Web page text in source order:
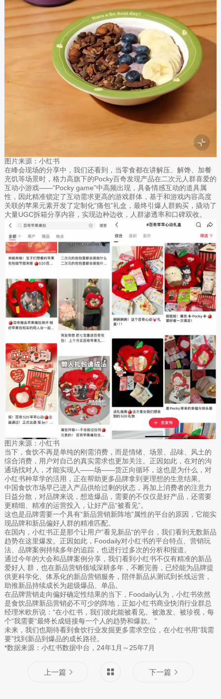
图片来源：小红书
在峰会现场的分享中，我们还看到，当零食都在讲解压、解馋、加餐
充饥等场景时，格力高旗下的Pocky百奇发现产品在二次元人群喜爱的
互动小游戏——“Pocky game”中高频出现，具备情感互动的道具属
性，因此精准锁定了互动需求更高的游戏群体，基于和游戏内容高度
关联的苹果元素开发了定制化“痛包”礼盒，最终引爆人群购买，撬动了
大量UGC拆箱分享内容，实现边种边收，人群渗透率和口碑双收。
图片来源：小红书
当下，食饮不再是单纯的刚需消费，而是情绪、场景、品味、风土的
综合消费，用户对自己的真实需求也更加关注。正因如此，在对的沟
通场找对人，才能实现人——场——货正向循环，这也是为什么，对
小红书种草学的活用，正在帮助更多品牌拿到更理想的生意结果。
中国食饮市场早已进入产品供给过剩的状态，再加上消费者的注意力
日益分散，对品牌来说，想造爆品，需要的不仅仅是好产品，还需要
更精细、精准的运营投入，让好产品“被看见”。
这也是品牌需要一个具有“新品营销新阵地”属性的平台的原因，它能实
现品牌和新品偏好人群的精准匹配。
在国内，小红书正是那个让用户”看见新品“的平台，我们看到无数新品
趋势在这里爆发。正因如此，Foodaily对小红书的平台特点、营销玩
法、品牌案例持续多年的追踪，也进行过多次的分析和报道。
通过今年的大会和品牌案例分享，我们看到小红书不仅有精准的新品
爱好人 群，也在新品营销领域深耕多年，不断完善，已经能为品牌提
供更科学化、体系化的新品营销服务，陪伴新品从测试到长线运营，
助推新品持续成长为超级爆品、单品。
在品牌营销走向偏好确定性结果的当下，Foodaily认为，小红书依然
是食饮品牌新品营销必不可少的阵地，正如小红书商业快消行业群总
经理米欧所说：“在小红书，我们彼此能被看见、被激发、被珍视，每
个“我需要“最终长成链接每一个人的趋势和爆款。”
未来，我们也期待看到食饮行业发掘更多需求空位，在小红书用“我需
要”找到新品到爆品的成长路径。
*数据来源：小红书数据中台，24年1月～25年7月
上一篇 下一篇